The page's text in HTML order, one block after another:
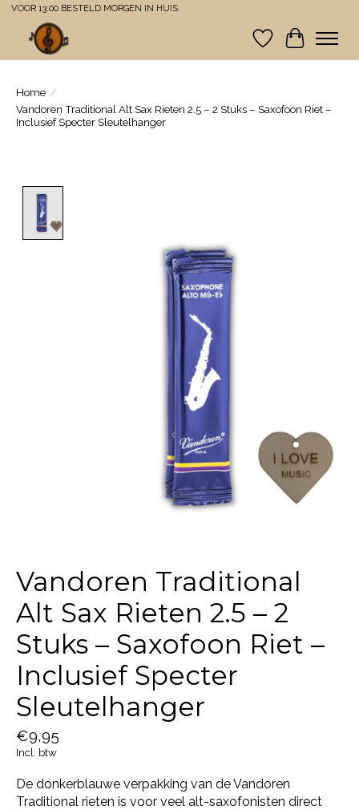
VOOR 13:00 BESTELD MORGEN IN HUIS
Verlanglijst
Home /
Vandoren Traditional Alt Sax Rieten 2.5 – 2 Stuks – Saxofoon Riet –
Inclusief Specter Sleutelhanger
Vandoren Traditional
Alt Sax Rieten 2.5 – 2
Stuks – Saxofoon Riet –
Inclusief Specter
Sleutelhanger
€9,95
Incl. btw
De donkerblauwe verpakking van de Vandoren
Traditional rieten is voor veel alt-saxofonisten direct